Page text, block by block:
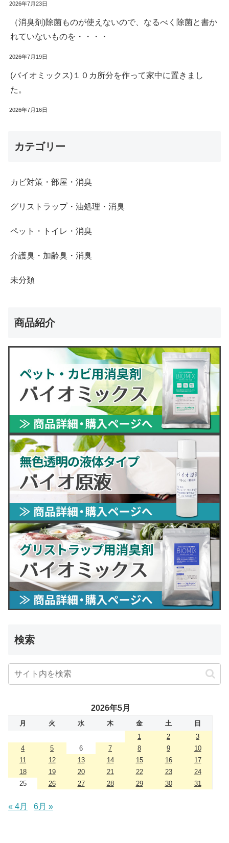
2026年7月23日
（消臭剤)除菌ものが使えないので、なるべく除菌と書か
れていないものを・・・・
2026年7月19日
(バイオミックス)１０カ所分を作って家中に置きまし
た。
2026年7月16日
カテゴリー
カビ対策・部屋・消臭
グリストラップ・油処理・消臭
ペット・トイレ・消臭
介護臭・加齢臭・消臭
未分類
商品紹介
検索
2026年5月
月 火 水 木 金 土
日
1
2
3
4
5 6 7 8 9
10
11
12 13 14 15 16
17
18
19 20 21 22 23
24
25
26 27 28 29 30 31
« 4月 6月 »